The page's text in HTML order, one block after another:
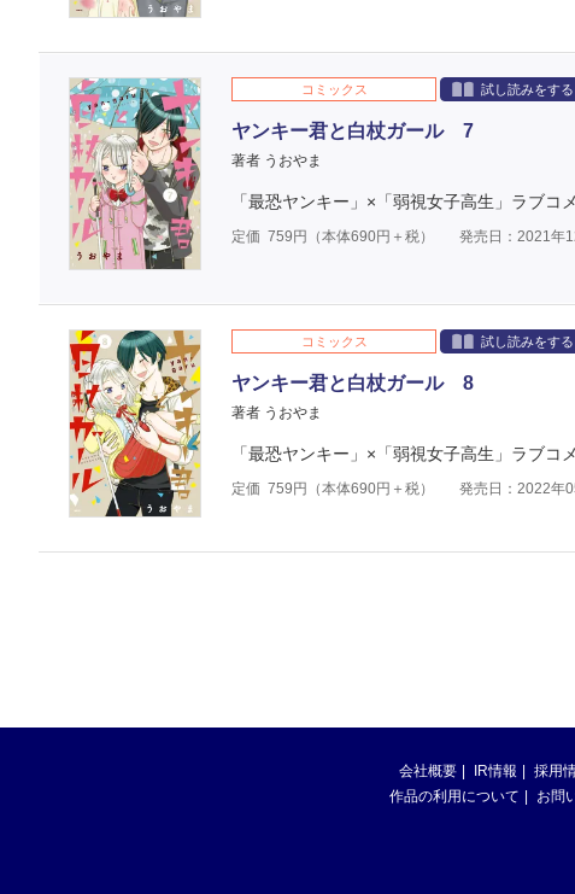
コミックス 試し読みをする
ヤンキー君と白杖ガール 7
著者 うおやま
「最恐ヤンキー」×「弱視女子高生」ラブコ
定価 759 円（本体690円＋税） 発売日：2021年
コミックス 試し読みをする
ヤンキー君と白杖ガール 8
著者 うおやま
「最恐ヤンキー」×「弱視女子高生」ラブコ
定価 759 円（本体690円＋税） 発売日：2022年
会社概要 IR情報 採用
作品の利用について
お問